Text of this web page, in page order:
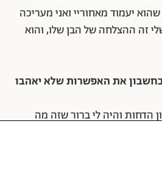
יעמוד מאחוריי ואני מעריכה
זה ההצלחה של הבן שלו, והוא
את האפשרות שלא יאהבו
הדחות והיה לי ברור שזה מה